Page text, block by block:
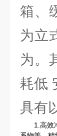
箱、
为立
为。
耗低
具有
1.高效净